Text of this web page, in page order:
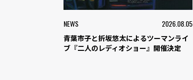
NEWS 2026.08.05
青葉市子と折坂悠太によるツーマンライ
ブ『二人のレディオショー』開催決定